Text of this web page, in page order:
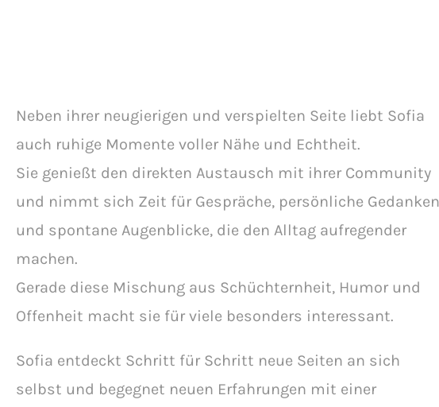
Neben ihrer neugierigen und verspielten Seite liebt Sofia
auch ruhige Momente voller Nähe und Echtheit.
Sie genießt den direkten Austausch mit ihrer Community
und nimmt sich Zeit für Gespräche, persönliche Gedanken
und spontane Augenblicke, die den Alltag aufregender
machen.
Gerade diese Mischung aus Schüchternheit, Humor und
Offenheit macht sie für viele besonders interessant.
Sofia entdeckt Schritt für Schritt neue Seiten an sich
selbst und begegnet neuen Erfahrungen mit einer